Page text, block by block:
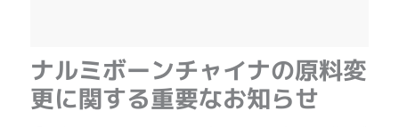
ナルミボーンチャイナの原料変
更に関する重要なお知らせ